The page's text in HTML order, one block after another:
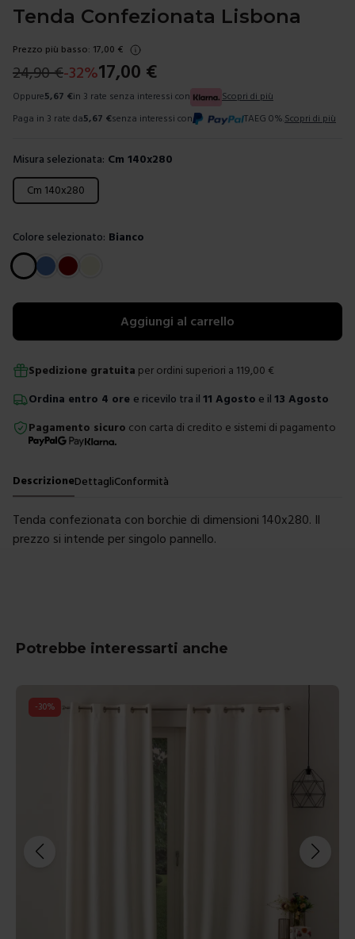
Tenda Confezionata Lisbona
Prezzo più basso: 17,00 €
24,90€-32%17,00 €
Oppure5,67 €in 3 rate senza interessi con
Scopri di più
Paga in 3 rate da5,67 €senza interessi con TAEG 0%. Scopri di più
Misura selezionata: Cm 140x280
Scegli una misura
Cm 140x280
Colore selezionato: Bianco
Scegli un colore
Aggiungi al carrello
Spedizione gratuita per ordini superiori a 119,00 €
Ordina entro 4 ore e ricevilo tra il 11 Agosto e il 13 Agosto
Pagamento sicuro con carta di credito e sistemi di pagamento
DescrizioneDettagliConformità
Tenda confezionata con borchie di dimensioni 140x280. Il
prezzo si intende per singolo pannello.
Potrebbe interessarti anche
-30%